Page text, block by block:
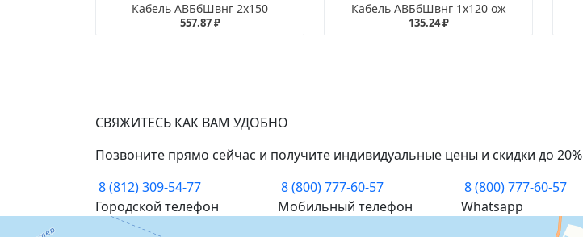
Кабель АВБбШвнг 2х150
557.87 ₽
Кабель АВБбШвнг 1х120 ож
135.24 ₽
СВЯЖИТЕСЬ КАК ВАМ УДОБНО
Позвоните прямо сейчас и получите индивидуальные цены и скидки до 20%
8 (812) 309-54-77
Городской телефон
8 (800) 777-60-57
Мобильный телефон
8 (800) 777-60-57
Whatsapp